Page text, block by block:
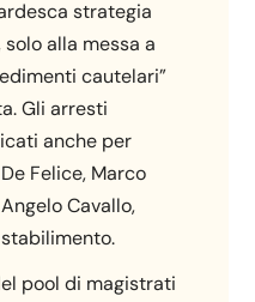
strategia
alla messa a
cautelari”
Gli arresti
anche per
Felice, Marco
Cavallo,
pool di magistrati